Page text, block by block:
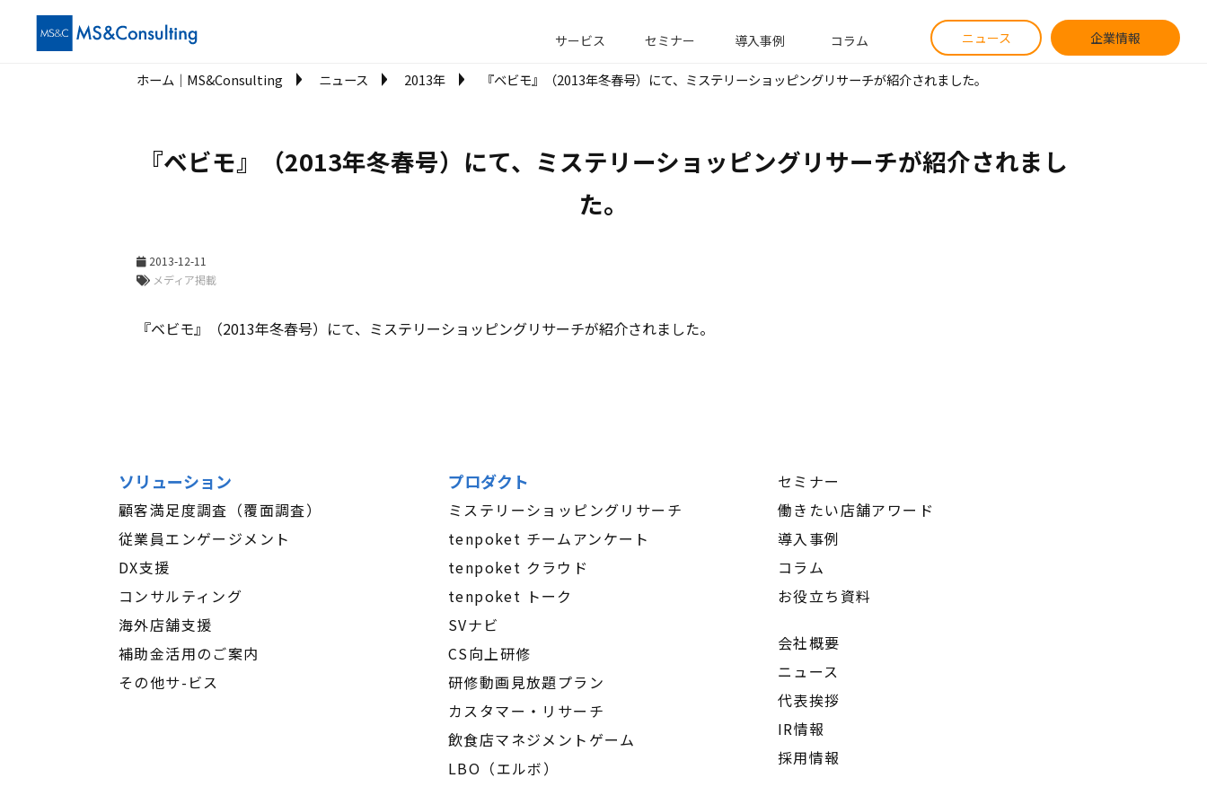
サービス セミナー 導入事例 コラム ニュース 企業情報
ホーム│MS&Consulting ニュース 2013年 『ベビモ』（2013年冬春号）にて、ミステリーショッピングリサーチが紹介されました。
『ベビモ』（2013年冬春号）にて、ミステリーショッピングリサーチが紹介されまし
た。
2013-12-11
メディア掲載
『ベビモ』（2013年冬春号）にて、ミステリーショッピングリサーチが紹介されました。
ソリューション
顧客満足度調査（覆面調査）
従業員エンゲージメント
DX支援
コンサルティング
海外店舗支援
補助金活用のご案内
その他サ-ビス
プロダクト
ミステリーショッピングリサーチ
tenpoket チームアンケート
tenpoket クラウド
tenpoket トーク
SVナビ
CS向上研修
研修動画見放題プラン
カスタマー・リサーチ
飲食店マネジメントゲーム
LBO（エルボ）
セミナー
働きたい店舗アワード
導入事例
コラム
お役立ち資料
会社概要
ニュース
代表挨拶
IR情報
採用情報